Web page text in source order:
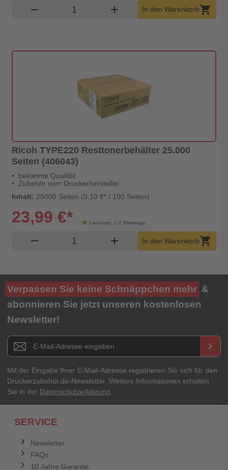
remove Produkt Warenkorb Menge
add In den Warenkorbshopping_cart
Ricoh TYPE220 Resttonerbehälter 25.000
Seiten (406043)
bekannte Qualität
Zubehör vom Druckerhersteller
Inhalt: 25000 Seiten (0,10 €* / 100 Seiten)
Lieferzeit: 1-2 Werktage
23,99 €*
remove Produkt Warenkorb Menge
add In den Warenkorbshopping_cart
Verpassen Sie keine Schnäppchen mehr &
abonnieren Sie jetzt unseren kostenlosen
Newsletter!
Newsletter E-Mail Adresse keyboard_arrow_right
Mit der Eingabe Ihrer E-Mail-Adresse registrieren Sie sich für den
Druckerzubehör.de-Newsletter. Weitere Informationen erhalten
Sie in der Datenschutzerklärung.
SERVICE
Newsletter
FAQs
10 Jahre Garantie